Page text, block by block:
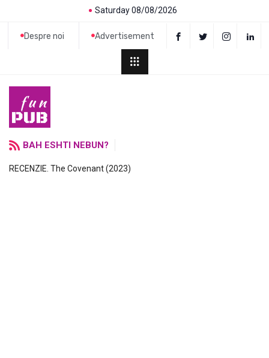
Saturday 08/08/2026
Despre noi Advertisement
BAH ESHTI NEBUN?
RECENZIE. The Covenant (2023)